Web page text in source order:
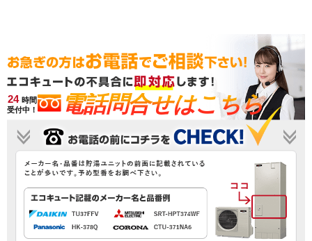
24 時間
受付中！
電話問合せはこちら